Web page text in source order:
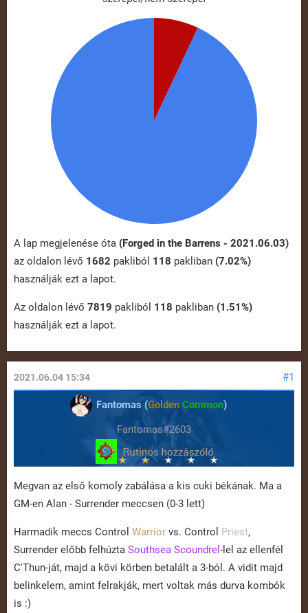
A lap megjelenése óta (Forged in the Barrens - 2021.06.03)
az oldalon lévő 1682 pakliból 118 pakliban (7.02%)
használják ezt a lapot.
Az oldalon lévő 7819 pakliból 118 pakliban (1.51%)
használják ezt a lapot.
#1
2021.06.04 15:34
Fantomas (Golden Common)
Fantomas#2603
Megvan az első komoly zabálása a kis cuki békának. Ma a
GM-en Alan - Surrender meccsen (0-3 lett)
Harmadik meccs Control Warrior vs. Control Priest,
Surrender előbb felhúzta Southsea Scoundrel -lel az ellenfél
C'Thun-ját, majd a kövi körben betalált a 3-ból. A vidit majd
belinkelem, amint felrakják, mert voltak más durva kombók
is :)